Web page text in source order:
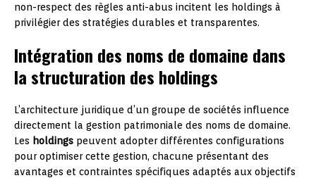
non-respect des règles anti-abus incitent les holdings à
privilégier des stratégies durables et transparentes.
Intégration des noms de domaine dans
la structuration des holdings
L’architecture juridique d’un groupe de sociétés influence
directement la gestion patrimoniale des noms de domaine.
Les holdings peuvent adopter différentes configurations
pour optimiser cette gestion, chacune présentant des
avantages et contraintes spécifiques adaptés aux objectifs